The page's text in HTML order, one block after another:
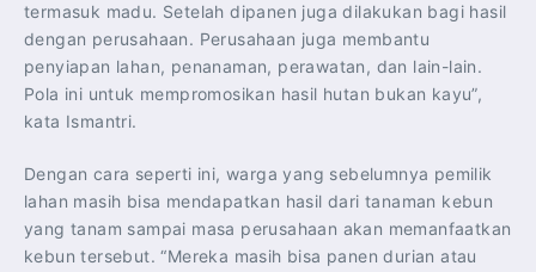
termasuk madu. Setelah dipanen juga dilakukan bagi hasil
dengan perusahaan. Perusahaan juga membantu
penyiapan lahan, penanaman, perawatan, dan lain-lain.
Pola ini untuk mempromosikan hasil hutan bukan kayu”,
kata Ismantri.
Dengan cara seperti ini, warga yang sebelumnya pemilik
lahan masih bisa mendapatkan hasil dari tanaman kebun
yang tanam sampai masa perusahaan akan memanfaatkan
kebun tersebut. “Mereka masih bisa panen durian atau